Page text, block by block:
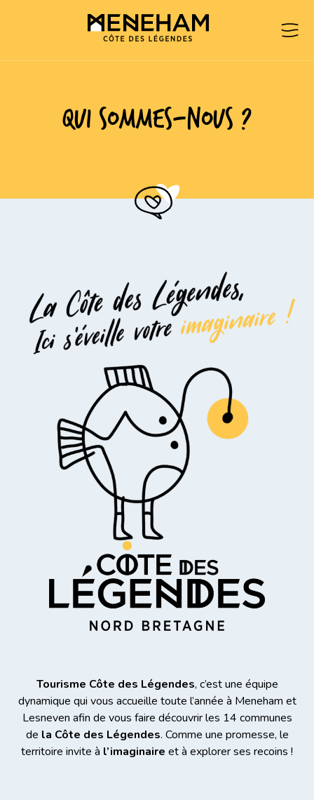
Qui sommes-nous ?
Tourisme Côte des Légendes, c’est une équipe
dynamique qui vous accueille toute l’année à Meneham et
Lesneven afin de vous faire découvrir les 14 communes
de la Côte des Légendes. Comme une promesse, le
territoire invite à l’imaginaire et à explorer ses recoins !